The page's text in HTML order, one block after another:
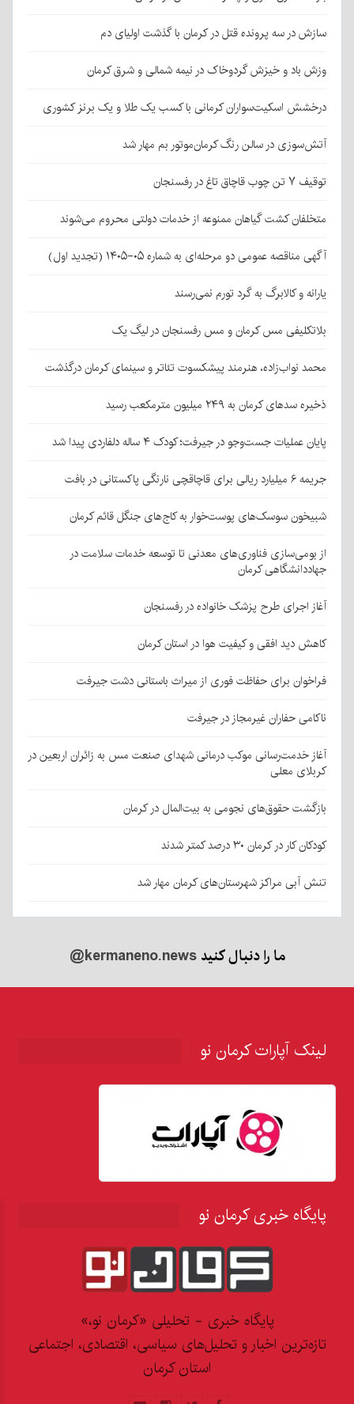
سازش در سه پرونده قتل در کرمان با گذشت اولیای دم
وزش باد و خیزش گردوخاک در نیمه شمالی و شرق کرمان
درخشش اسکیت‌سواران کرمانی با کسب یک طلا و یک برنز کشوری
آتش‌سوزی در سالن رنگ کرمان‌موتور بم مهار شد
توقیف ۷ تن چوب قاچاق تاغ در رفسنجان
متخلفان کشت گیاهان ممنوعه از خدمات دولتی محروم می‌شوند
آگهی مناقصه عمومی دو مرحله‌ای به شماره ۰۵-۱۴۰۵ (تجدید اول)
یارانه و کالابرگ به گرد تورم نمی‌رسند
بلاتکلیفی مس کرمان و مس رفسنجان در لیگ یک
محمد نواب‌زاده، هنرمند پیشکسوت تئاتر و سینمای کرمان درگذشت
ذخیره سدهای کرمان به ۲۴۹ میلیون مترمکعب رسید
پایان عملیات جست‌وجو در جیرفت؛ کودک ۴ ساله دلفاردی پیدا شد
جریمه ۶ میلیارد ریالی برای قاچاقچی نارنگی پاکستانی در بافت
شبیخون سوسک‌های پوست‌خوار به کاج‌های جنگل قائم کرمان
از بومی‌سازی فناوری‌های معدنی تا توسعه خدمات سلامت در
جهاددانشگاهی کرمان
آغاز اجرای طرح پزشک خانواده در رفسنجان
کاهش دید افقی و کیفیت هوا در استان کرمان
فراخوان برای حفاظت فوری از میراث باستانی دشت جیرفت
ناکامی حفاران غیرمجاز در جیرفت
آغاز خدمت‌رسانی موکب درمانی شهدای صنعت مس به زائران اربعین در
کربلای معلی
بازگشت حقوق‌های نجومی به بیت‌المال در کرمان
کودکان کار در کرمان ۳۰ درصد کمتر شدند
تنش آبی مراکز شهرستان‌های کرمان مهار شد
ما را دنبال کنید@kermaneno.news
لینک آپارات کرمان نو
پایگاه خبری کرمان نو
پایگاه خبری - تحلیلی «کرمان نو،»
تازه‌ترین اخبار و تحلیل‌های سیاسی، اقتصادی، اجتماعی
استان کرمان